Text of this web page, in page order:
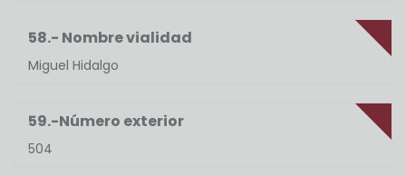
58.- Nombre vialidad
Miguel Hidalgo
59.-Número exterior
504